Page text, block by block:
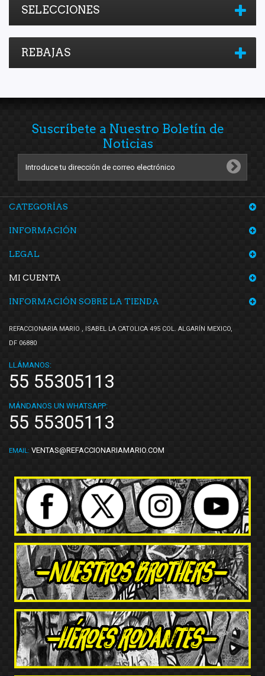
SYD(8)
TomCo (5)
Unicar(9)
Yokomitsu (31)
YS(2)
Z-PRO(1)
Trasero(12)
Trasero Derecho(10)
Trasero Izquierdo
SELECCIONES
REBAJAS
Suscríbete a Nuestro Boletín de
Noticias
CATEGORÍAS
INFORMACIÓN
LEGAL
MI CUENTA
INFORMACIÓN SOBRE LA TIENDA
REFACCIONARIA MARIO , ISABEL LA CATOLICA 495 COL. ALGARÍN MEXICO,
DF 06880
LLÁMANOS:
55 55305113
MÁNDANOS UN WHATSAPP:
55 55305113
EMAIL: VENTAS@REFACCIONARIAMARIO.COM